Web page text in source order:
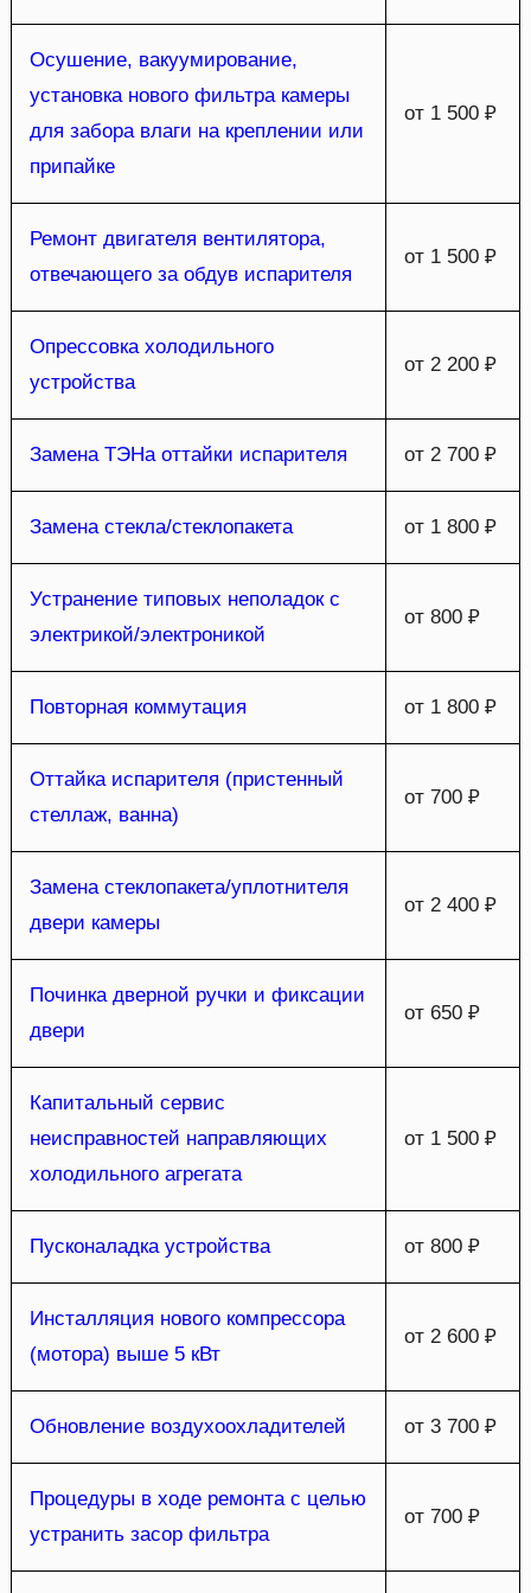
Осушение, вакуумирование,
установка нового фильтра камеры
для забора влаги на креплении или
припайке
от 1 500 ₽
Ремонт двигателя вентилятора,
отвечающего за обдув испарителя
от 1 500 ₽
Опрессовка холодильного
устройства
от 2 200 ₽
Замена ТЭНа оттайки испарителя от 2 700 ₽
Замена стекла/стеклопакета от 1 800 ₽
Устранение типовых неполадок с
электрикой/электроникой
от 800 ₽
Повторная коммутация от 1 800 ₽
Оттайка испарителя (пристенный
стеллаж, ванна)
от 700 ₽
Замена стеклопакета/уплотнителя
двери камеры
от 2 400 ₽
Починка дверной ручки и фиксации
двери
от 650 ₽
Капитальный сервис
неисправностей направляющих
холодильного агрегата
от 1 500 ₽
Пусконаладка устройства от 800 ₽
Инсталляция нового компрессора
(мотора) выше 5 кВт
от 2 600 ₽
Обновление воздухоохладителей от 3 700 ₽
Процедуры в ходе ремонта с целью
устранить засор фильтра
от 700 ₽